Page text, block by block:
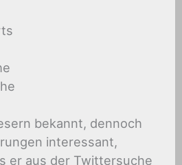
bekannt, dennoch
interessant,
er aus der Twittersuche